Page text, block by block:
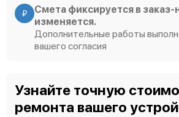
₽
Смета фиксируется в заказ-
изменяется.
Дополнительные работы
вашего согласия
Узнайте точную
ремонта вашего